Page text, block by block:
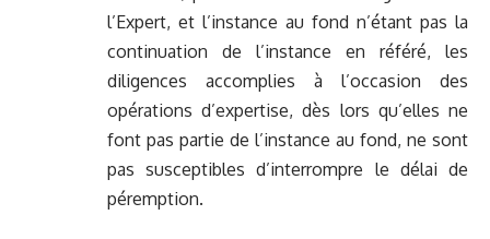
l’Expert, et l’instance au fond n’étant pas la
continuation de l’instance en référé, les
diligences accomplies à l’occasion des
opérations d’expertise, dès lors qu’elles ne
font pas partie de l’instance au fond, ne sont
pas susceptibles d’interrompre le délai de
péremption.